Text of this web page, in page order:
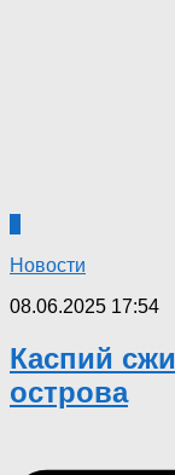
Новости
08.06.2025 17:54
Каспий
острова